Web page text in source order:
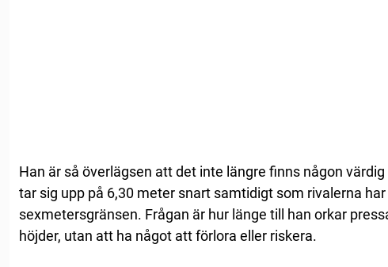
Han är så överlägsen att det inte längre finns någon
tar sig upp på 6,30 meter snart samtidigt som rivalerna
sexmetersgränsen. Frågan är hur länge till han orkar
höjder, utan att ha något att förlora eller riskera.